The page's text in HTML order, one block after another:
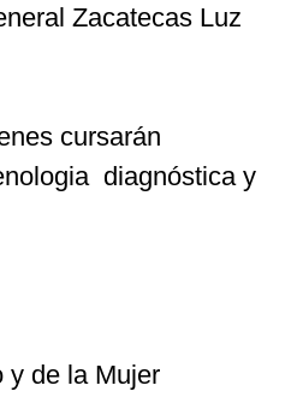
Zacatecas Luz
cursarán
diagnóstica y
y de la Mujer